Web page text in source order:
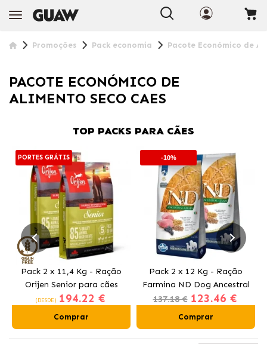
Promoções Pack economia Pacote Económico de
PACOTE ECONÓMICO DE
ALIMENTO SECO CAES
TOP PACKS PARA CÃES
PORTES GRÁTIS
Pack 2 x 11,4 Kg - Ração
Orijen Senior para cães
idosos com frango
(DESDE) 194.22 €
Comprar
-10%
Pack 2 x 12 Kg - Ração
Farmina ND Dog Ancestral
Grain Medium Maxi para
137.18 € 123.46 €
Comprar